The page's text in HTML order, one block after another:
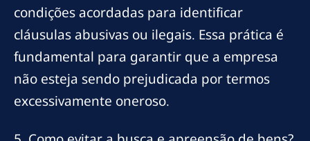
condições acordadas para identificar
cláusulas abusivas ou ilegais. Essa prática é
fundamental para garantir que a empresa
não esteja sendo prejudicada por termos
excessivamente oneroso.